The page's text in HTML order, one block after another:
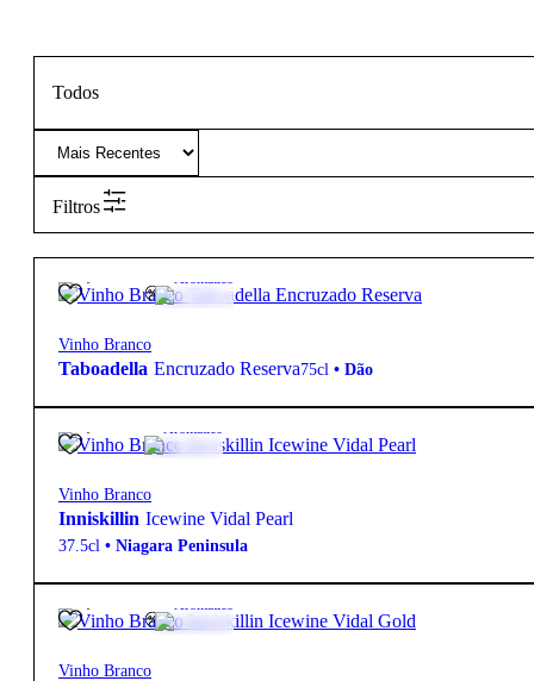
Todos
Filtros
17,95€ Aromático
Vinho Branco
Taboadella Encruzado Reserva75cl • Dão
66,00€ Aromático
Vinho Branco
Inniskillin Icewine Vidal Pearl
37.5cl • Niagara Peninsula
79,30€ Aromático
Vinho Branco